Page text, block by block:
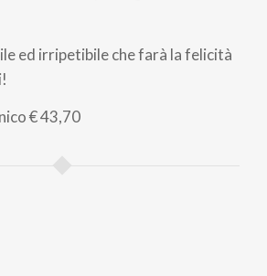
ed irripetibile che farà la felicità
€ 43,70